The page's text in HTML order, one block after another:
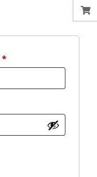
*Richiesto